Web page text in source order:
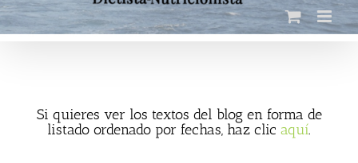
Si quieres ver los textos del blog en forma de
listado ordenado por fechas, haz clic aquí.